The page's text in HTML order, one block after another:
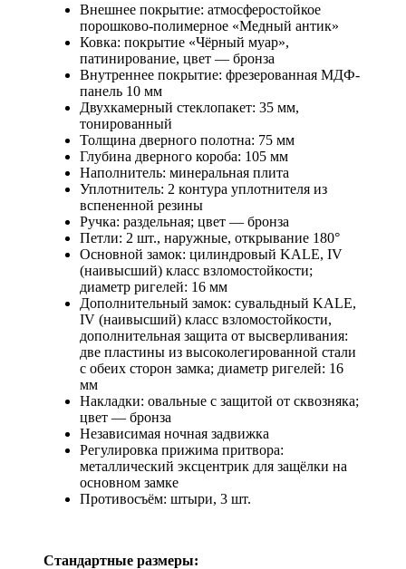
Внешнее покрытие: атмосферостойкое
порошково-полимерное «Медный антик»
Ковка: покрытие «Чёрный муар»,
патинирование, цвет — бронза
Внутреннее покрытие: фрезерованная МДФ-
панель 10 мм
Двухкамерный стеклопакет: 35 мм,
тонированный
Толщина дверного полотна: 75 мм
Глубина дверного короба: 105 мм
Наполнитель: минеральная плита
Уплотнитель: 2 контура уплотнителя из
вспененной резины
Ручка: раздельная; цвет — бронза
Петли: 2 шт., наружные, открывание 180°
Основной замок: цилиндровый KALE, IV
(наивысший) класс взломостойкости;
диаметр ригелей: 16 мм
Дополнительный замок: сувальдный KALE,
IV (наивысший) класс взломостойкости,
дополнительная защита от высверливания:
две пластины из высоколегированной стали
с обеих сторон замка; диаметр ригелей: 16
мм
Накладки: овальные с защитой от сквозняка;
цвет — бронза
Независимая ночная задвижка
Регулировка прижима притвора:
металлический эксцентрик для защёлки на
основном замке
Противосъём: штыри, 3 шт.
Стандартные размеры: